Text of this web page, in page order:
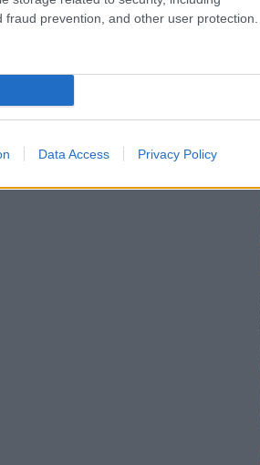
prevention, and other user protection.
Data Access Privacy Policy